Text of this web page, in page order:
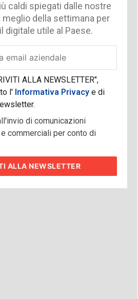
caldi spiegati dalle nostre
della settimana per
digitale utile al Paese.
ALLA NEWSLETTER",
l'Informativa Privacy e di
di comunicazioni
commerciali per conto di
ALLA NEWSLETTER